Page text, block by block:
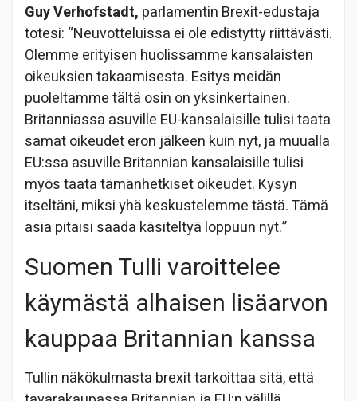
Guy Verhofstadt, parlamentin Brexit-edustaja
totesi: “Neuvotteluissa ei ole edistytty riittävästi.
Olemme erityisen huolissamme kansalaisten
oikeuksien takaamisesta. Esitys meidän
puoleltamme tältä osin on yksinkertainen.
Britanniassa asuville EU-kansalaisille tulisi taata
samat oikeudet eron jälkeen kuin nyt, ja muualla
EU:ssa asuville Britannian kansalaisille tulisi
myös taata tämänhetkiset oikeudet. Kysyn
itseltäni, miksi yhä keskustelemme tästä. Tämä
asia pitäisi saada käsiteltyä loppuun nyt.”
Suomen Tulli varoittelee
käymästä alhaisen lisäarvon
kauppaa Britannian kanssa
Tullin näkökulmasta brexit tarkoittaa sitä, että